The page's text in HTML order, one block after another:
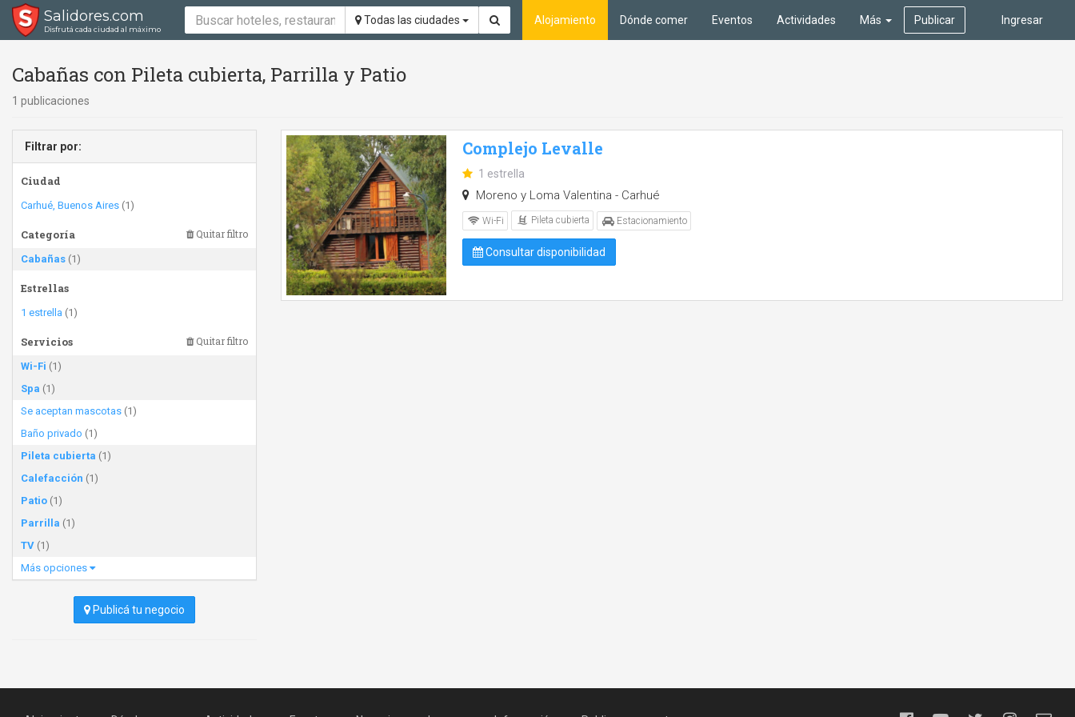
Salidores.com
Disfrutá cada ciudad al máximo
Todas las ciudades Ingresar
Alojamiento Dónde comer Eventos Actividades Más Publicar
Cabañas con Pileta cubierta, Parrilla y Patio
1 publicaciones
Filtrar por:
Ciudad
Carhué, Buenos Aires (1)
Categoría Quitar filtro
Cabañas (1)
Estrellas
1 estrella (1)
Servicios Quitar filtro
Wi-Fi (1)
Spa (1)
Se aceptan mascotas (1)
Baño privado (1)
Pileta cubierta (1)
Calefacción (1)
Patio (1)
Parrilla (1)
TV (1)
Más opciones
Publicá tu negocio
Complejo Levalle
1 estrella
Moreno y Loma Valentina - Carhué
Wi-Fi Pileta cubierta Estacionamiento
Consultar disponibilidad